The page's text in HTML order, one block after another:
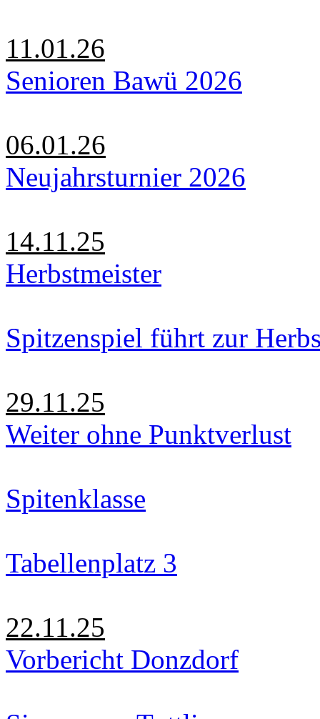
11.01.26
Senioren Bawü 2026
06.01.26
Neujahrsturnier 2026
14.11.25
Herbstmeister
Spitzenspiel führt zur
29.11.25
Weiter ohne Punktverlust
Spitenklasse
Tabellenplatz 3
22.11.25
Vorbericht Donzdorf